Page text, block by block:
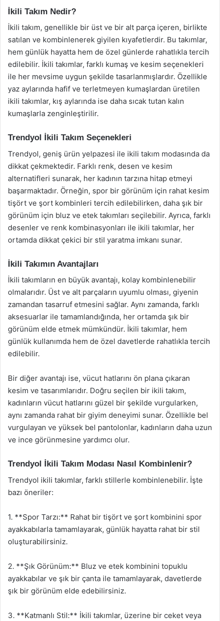
İkili Takım Nedir?
İkili takım, genellikle bir üst ve bir alt parça içeren, birlikte
satılan ve kombinlenerek giyilen kıyafetlerdir. Bu takımlar,
hem günlük hayatta hem de özel günlerde rahatlıkla tercih
edilebilir. İkili takımlar, farklı kumaş ve kesim seçenekleri
ile her mevsime uygun şekilde tasarlanmışlardır. Özellikle
yaz aylarında hafif ve terletmeyen kumaşlardan üretilen
ikili takımlar, kış aylarında ise daha sıcak tutan kalın
kumaşlarla zenginleştirilir.
Trendyol İkili Takım Seçenekleri
Trendyol, geniş ürün yelpazesi ile ikili takım modasında da
dikkat çekmektedir. Farklı renk, desen ve kesim
alternatifleri sunarak, her kadının tarzına hitap etmeyi
başarmaktadır. Örneğin, spor bir görünüm için rahat kesim
tişört ve şort kombinleri tercih edilebilirken, daha şık bir
görünüm için bluz ve etek takımları seçilebilir. Ayrıca, farklı
desenler ve renk kombinasyonları ile ikili takımlar, her
ortamda dikkat çekici bir stil yaratma imkanı sunar.
İkili Takımın Avantajları
İkili takımların en büyük avantajı, kolay kombinlenebilir
olmalarıdır. Üst ve alt parçaların uyumlu olması, giyenin
zamandan tasarruf etmesini sağlar. Aynı zamanda, farklı
aksesuarlar ile tamamlandığında, her ortamda şık bir
görünüm elde etmek mümkündür. İkili takımlar, hem
günlük kullanımda hem de özel davetlerde rahatlıkla tercih
edilebilir.
Bir diğer avantajı ise, vücut hatlarını ön plana çıkaran
kesim ve tasarımlarıdır. Doğru seçilen bir ikili takım,
kadınların vücut hatlarını güzel bir şekilde vurgularken,
aynı zamanda rahat bir giyim deneyimi sunar. Özellikle bel
vurgulayan ve yüksek bel pantolonlar, kadınların daha uzun
ve ince görünmesine yardımcı olur.
Trendyol İkili Takım Modası Nasıl Kombinlenir?
Trendyol ikili takımlar, farklı stillerle kombinlenebilir. İşte
bazı öneriler:
1. **Spor Tarzı:** Rahat bir tişört ve şort kombinini spor
ayakkabılarla tamamlayarak, günlük hayatta rahat bir stil
oluşturabilirsiniz.
2. **Şık Görünüm:** Bluz ve etek kombinini topuklu
ayakkabılar ve şık bir çanta ile tamamlayarak, davetlerde
şık bir görünüm elde edebilirsiniz.
3. **Katmanlı Stil:** İkili takımlar, üzerine bir ceket veya